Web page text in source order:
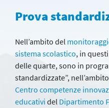
Prova
Nell’ambito del
sistema scolastico, in
delle quarte, sono in
standardizzate”,
Centro competenze
educativi del Dipartimento